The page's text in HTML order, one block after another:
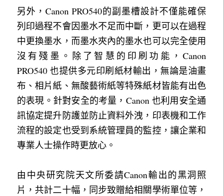
另外，Canon PRO540的副墨槽設計不僅能確保
列印過程不會因墨水不足而中斷，更可以在過程
中更換墨水，而墨水夾內的墨水也可以完全使用
沒有殘墨。除了智慧的印刷功能，Canon
PRO540 也提供多元印刷紙材輸出，無論是油畫
布、相片紙、無酸藝術紙等特殊紙材皆能有出色
的表現。針對安全的考量，Canon 也利用安全通
訊協定提升防護並防止資料外洩，印表機和工作
流程的設定也受到系統管理員的監控，讓企業和
專業人士操作時更放心。
由中央研究院天文所委請Canon輸出的黑洞照
片，共計二十幅，同步致贈給相關學術單位等，